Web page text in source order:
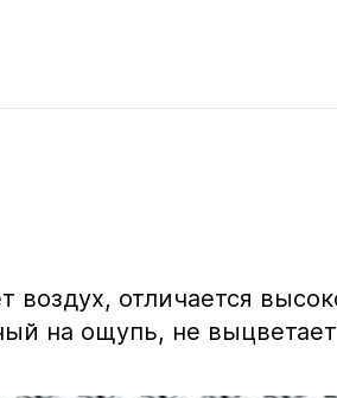
воздух, отличается
на ощупь, не